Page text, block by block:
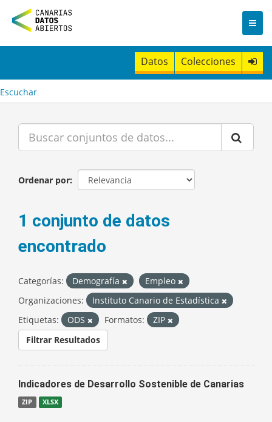
n
t
Datos Colecciones
Escuchar
Ordenar por
1 conjunto de datos
encontrado
Categorías: Demografía
Empleo
Organizaciones:
Instituto Canario de Estadística
Etiquetas:
ODS Formatos:
ZIP
Filtrar Resultados
Indicadores de Desarrollo Sostenible de Canarias
ZIP XLSX